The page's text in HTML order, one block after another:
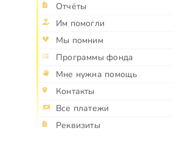
Отчёты
Им помогли
Мы помним
Программы фонда
Мне нужна помощь
Контакты
Все платежи
Реквизиты